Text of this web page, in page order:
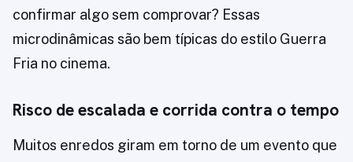
confirmar algo sem comprovar? Essas
microdinâmicas são bem típicas do estilo Guerra
Fria no cinema.
Risco de escalada e corrida contra o tempo
Muitos enredos giram em torno de um evento que